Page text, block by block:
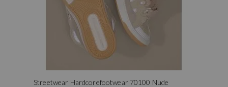
Streetwear Hardcorefootwear 70100 Nude